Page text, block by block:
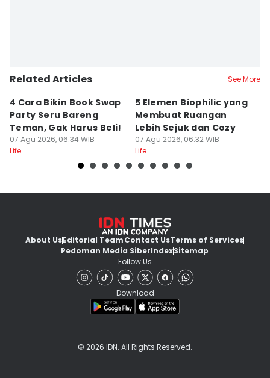
Related Articles See More
4 Cara Bikin Book Swap
Party Seru Bareng
Teman, Gak Harus Beli!
07 Agu 2026, 06:34 WIB
Life
5 Elemen Biophilic yang
Membuat Ruangan
Lebih Sejuk dan Cozy
07 Agu 2026, 06:32 WIB
Life
About UsEditorial TeamContact UsTerms of Services
Pedoman Media SiberIndexSitemap
Follow Us
Download
© 2026 IDN. All Rights Reserved.